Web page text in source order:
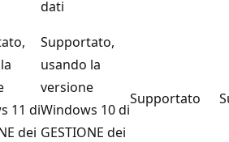
dati
11 di
dei
Supportato,
usando la
versione
Windows 10 di
GESTIONE dei
Supportato